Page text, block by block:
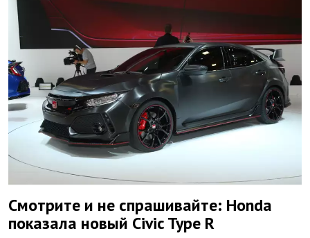
Смотрите и не спрашивайте: Honda
показала новый Civic Type R